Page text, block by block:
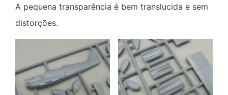
A pequena transparência é bem translucida e sem
distorções.